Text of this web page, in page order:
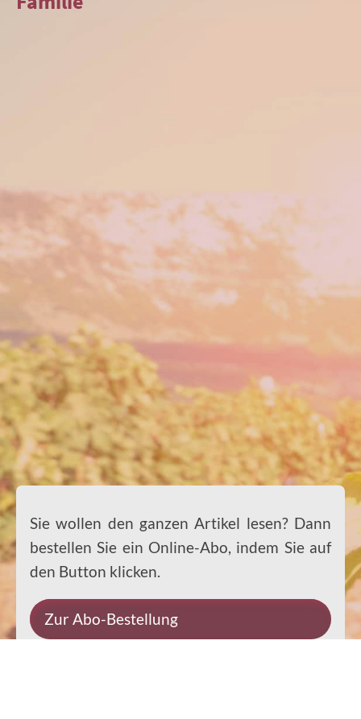
Sie wollen den ganzen Artikel lesen? Dann
bestellen Sie ein Online-Abo, indem Sie auf
den Button klicken.
Zur Abo-Bestellung